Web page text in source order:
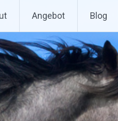
Angebot Blog